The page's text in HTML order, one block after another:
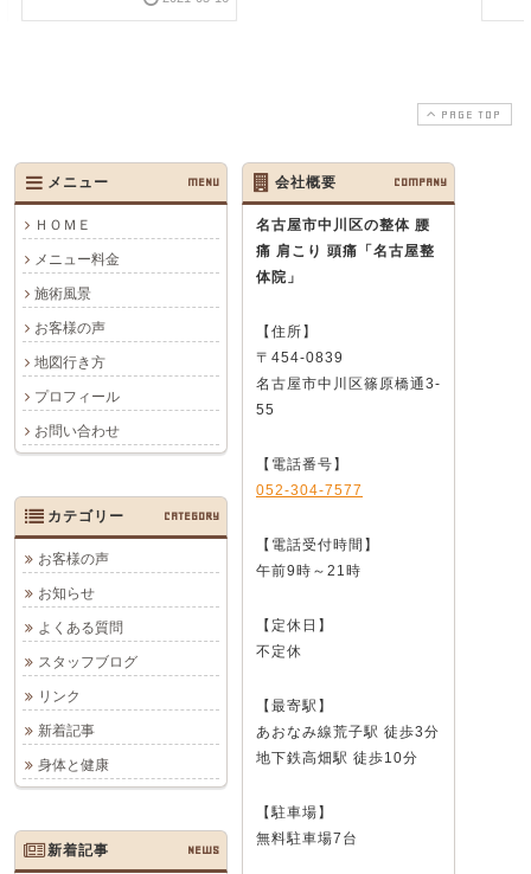
PAGE TOP
メニュー MENU
ＨＯＭＥ
メニュー料金
施術風景
お客様の声
地図行き方
プロフィール
お問い合わせ
会社概要 COMPANY
名古屋市中川区の整体 腰
痛 肩こり 頭痛 「名古屋整
体院」
【住所】
〒454-0839
名古屋市中川区篠原橋通3-
55
【電話番号】
052-304-7577
【電話受付時間】
午前9時～21時
【定休日】
不定休
【最寄駅】
あおなみ線荒子駅 徒歩3分
地下鉄高畑駅 徒歩10分
【駐車場】
無料駐車場7台
カテゴリー CATEGORY
お客様の声
お知らせ
よくある質問
スタッフブログ
リンク
新着記事
身体と健康
新着記事 NEWS